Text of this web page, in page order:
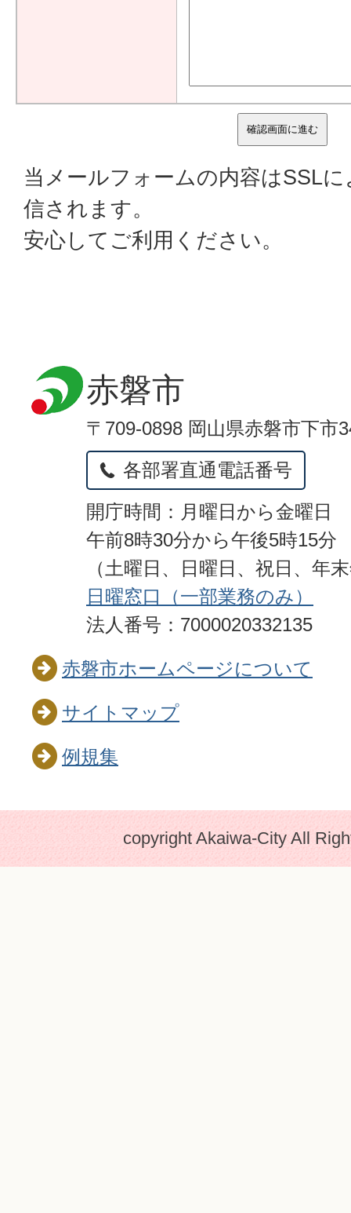
当メールフォームの内容はSSL
信されます。
安心してご利用ください。
赤磐市
〒709-0898 岡山県赤磐市下市
各部署直通電話番号
開庁時間：月曜日から金曜日
午前8時30分から午後5時15分
（土曜日、日曜日、祝日、年
日曜窓口（一部業務のみ）
法人番号：7000020332135
赤磐市ホームページについて
サイトマップ
例規集
copyright Akaiwa-City All